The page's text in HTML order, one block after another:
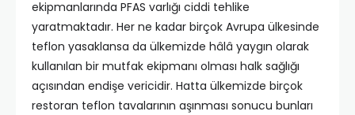
ekipmanlarında PFAS varlığı ciddi tehlike
yaratmaktadır. Her ne kadar birçok Avrupa ülkesinde
teflon yasaklansa da ülkemizde hâlâ yaygın olarak
kullanılan bir mutfak ekipmanı olması halk sağlığı
açısından endişe vericidir. Hatta ülkemizde birçok
restoran teflon tavalarının aşınması sonucu bunları